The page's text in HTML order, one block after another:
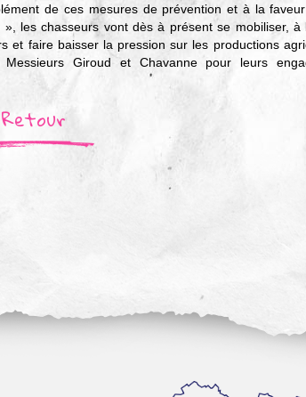
de ces mesures de prévention et à la
les chasseurs vont dès à présent se mobiliser, à
et faire baisser la pression sur les productions
Giroud et Chavanne pour leurs
Retour